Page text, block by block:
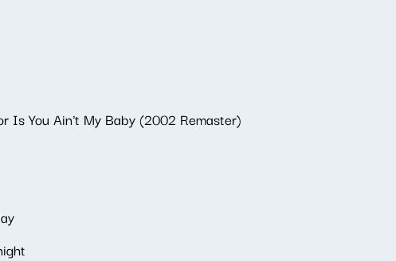
Is You Ain't My Baby (2002 Remaster)